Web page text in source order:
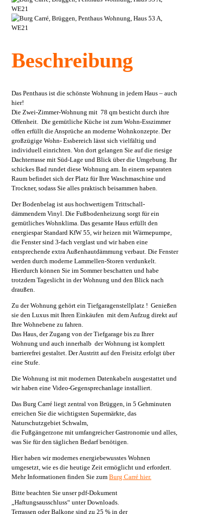
Beschreibung
Das Penthaus ist die schönste Wohnung in jedem Haus – auch
hier!
Die Zwei-Zimmer-Wohnung mit 78 qm besticht durch ihre
Offenheit. Die gemütliche Küche ist zum Wohn-Esszimmer
offen erfüllt die Ansprüche an moderne Wohnkonzepte. Der
großzügige Wohn- Essbereich lässt sich vielfältig und
individuell einrichten. Von dort gelangen Sie auf die riesige
Dachterrasse mit Süd-Lage und Blick über die Umgebung. Ihr
schickes Bad rundet diese Wohnung am. In einem separaten
Raum befindet sich der Platz für Ihre Waschmaschine und
Trockner, sodass Sie alles praktisch beisammen haben.
Der Bodenbelag ist aus hochwertigem Trittschall-
dämmendem Vinyl. Die Fußbodenheizung sorgt für ein
gemütliches Wohnklima. Das gesamte Haus erfüllt den
energiespar Standard KfW 55, wir heizen mit Wärmepumpe,
die Fenster sind 3-fach verglast und wir haben eine
entsprechende extra Außenhautdämmung verbaut. Die Fenster
werden durch moderne Lammellen-Storen verdunkelt.
Hierdurch können Sie im Sommer beschatten und habe
trotzdem Tageslicht in der Wohnung und den Blick nach
draußen.
Zu der Wohnung gehört ein Tiefgaragenstellplatz ! Genießen
sie den Luxus mit Ihren Einkäufen mit dem Aufzug direkt auf
Ihre Wohnebene zu fahren.
Das Haus, der Zugang von der Tiefgarage bis zu Ihrer
Wohnung und auch innerhalb der Wohnung ist komplett
barrierefrei gestaltet. Der Austritt auf den Freisitz erfolgt über
eine Stufe.
Die Wohnung ist mit modernen Datenkabeln ausgestattet und
wir haben eine Video-Gegensprechanlage installiert.
Das Burg Carré liegt zentral von Brüggen, in 5 Gehminuten
erreichen Sie die wichtigsten Supermärkte, das
Naturschutzgebiet Schwalm,
die Fußgängerzone mit umfangreicher Gastronomie und alles,
was Sie für den täglichen Bedarf benötigen.
Hier haben wir modernes energiebewusstes Wohnen
umgesetzt, wie es die heutige Zeit ermöglicht und erfordert.
Mehr Informationen finden Sie zum Burg Carré hier.
Bitte beachten Sie unser pdf-Dokument
„Haftungsausschluss“ unter Downloads.
Terrassen oder Balkone sind zu 25 % in der